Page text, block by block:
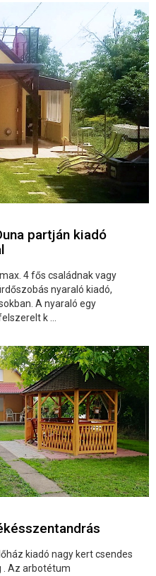
partján kiadó
4 fős családnak vagy
nyaraló kiadó,
A nyaraló egy
k ...
kiadó nagy kert csendes
. Az arbotétum